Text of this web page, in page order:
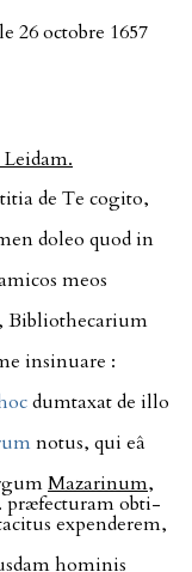
26 octobre 1657
de Te cogito,
doleo quod in
meos
, Bibliothecarium
insinuare :
dumtaxat de illo
notus, qui eâ
Mazarinum,
præfecturam obti-
expenderem,
hominis